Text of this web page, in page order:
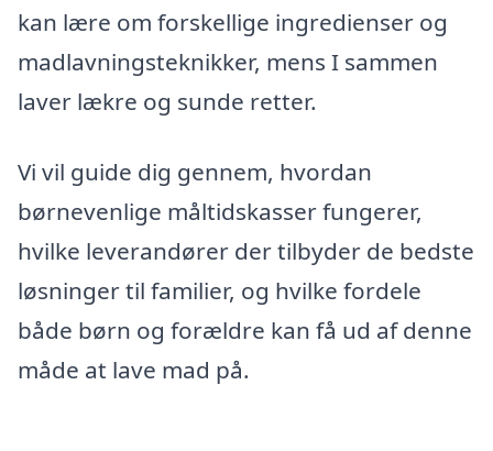
kan lære om forskellige ingredienser og
madlavningsteknikker, mens I sammen
laver lækre og sunde retter.
Vi vil guide dig gennem, hvordan
børnevenlige måltidskasser fungerer,
hvilke leverandører der tilbyder de bedste
løsninger til familier, og hvilke fordele
både børn og forældre kan få ud af denne
måde at lave mad på.